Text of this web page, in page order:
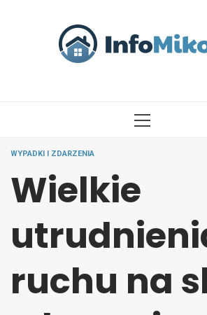
PRIMARY
WYPADKI I ZDARZENIA
Wielkie
ruchu na